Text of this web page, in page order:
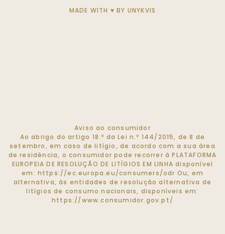
MADE WITH ♥ BY UNYKVIS
Aviso ao consumidor
Ao abrigo do artigo 18.º da Lei n.º 144/2015, de 8 de
setembro, em caso de litígio, de acordo com a sua área
de residência, o consumidor pode recorrer à PLATAFORMA
EUROPEIA DE RESOLUÇÃO DE LITÍGIOS EM LINHA disponível
em: https://ec.europa.eu/consumers/odr Ou, em
alternativa, às entidades de resolução alternativa de
litígios de consumo nacionais, disponíveis em:
https://www.consumidor.gov.pt/